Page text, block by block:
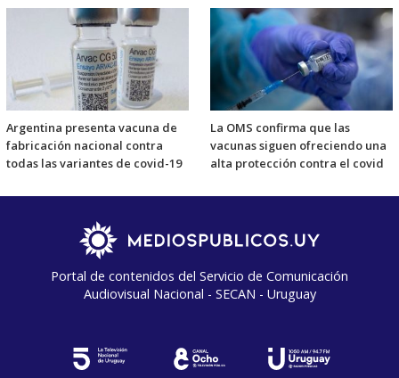
Argentina presenta vacuna de
fabricación nacional contra
todas las variantes de covid-19
La OMS confirma que las
vacunas siguen ofreciendo una
alta protección contra el covid
Portal de contenidos del Servicio de Comunicación
Audiovisual Nacional - SECAN - Uruguay